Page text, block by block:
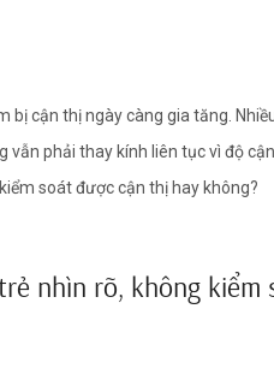
bị cận thị ngày càng gia tăng.
vẫn phải thay kính liên tục vì độ
soát được cận thị hay không?
nhìn rõ, không